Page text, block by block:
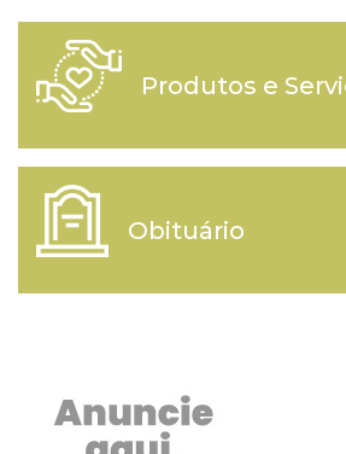
Produtos e
Obituário